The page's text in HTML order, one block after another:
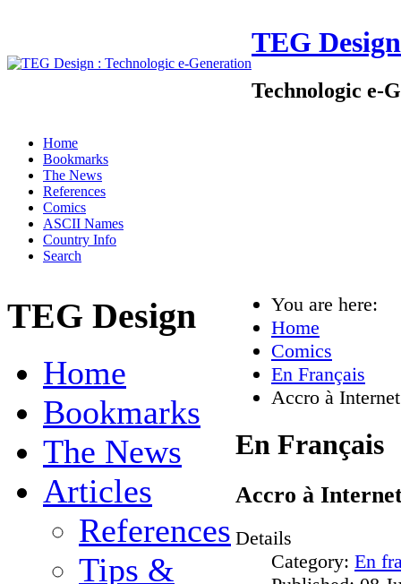
TEG Design
Technologic e-
Home
Bookmarks
The News
References
Comics
ASCII Names
Country Info
Search
TEG Design
Home
Bookmarks
The News
Articles
References
Tips &
You are here:
Home
Comics
En Français
Accro à
En Français
Accro à
Details
Category: En